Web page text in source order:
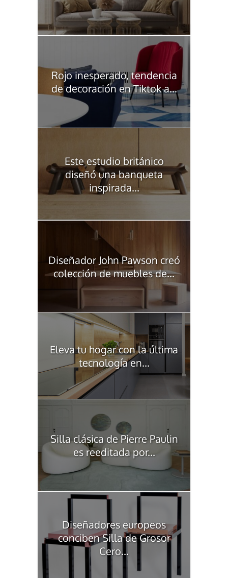
Rojo inesperado, tendencia
de decoración en Tiktok a...
Este estudio británico
diseñó una banqueta
inspirada...
Diseñador John Pawson creó
colección de muebles de...
Eleva tu hogar con la última
tecnología en...
Silla clásica de Pierre Paulin
es reeditada por...
Diseñadores europeos
conciben Silla de Grosor
Cero...